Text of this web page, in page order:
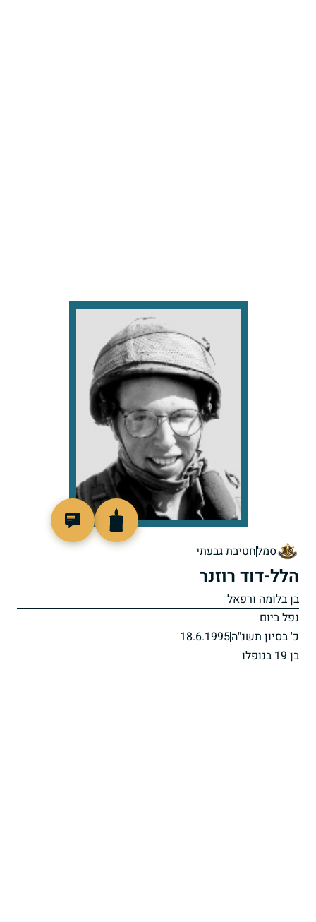
סמלחטיבת גבעתי
הלל-דוד רוזנר
בן בלומה ורפאל
נפל ביום
כ' בסיון תשנ"ה18.6.1995
בן 19 בנופלו